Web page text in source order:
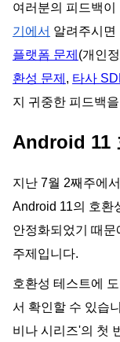
여러분의 피드백이
기에서 알려주시면
플랫폼 문제 (개인
환성 문제 , 타사
지 귀중한 피드백
Android 11
지난 7월 2째주에
Android 11의 호환
안정화되었기 때
주제입니다.
호환성 테스트에
서 확인할 수 있습
비나 시리즈'의 첫